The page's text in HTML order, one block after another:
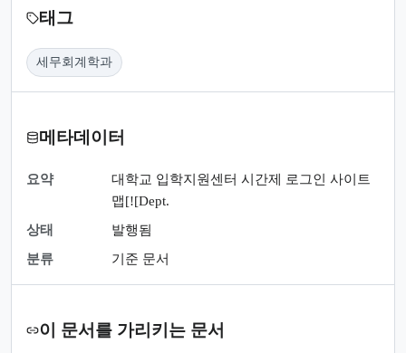
태그
세무회계학과
메타데이터
요약
대학교 입학지원센터 시간제 로그인 사이트
맵[![Dept.
상태
발행됨
분류
기준 문서
이 문서를 가리키는 문서